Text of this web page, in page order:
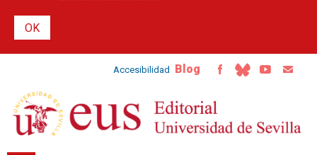
Accesibilidad Blog